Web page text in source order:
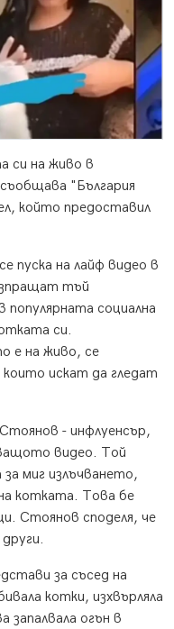
си на живо в
"България
който предоставил
пуска на лайф видео в
тъй
социална
си.
е на живо, се
искат да гледат
- инфлуенсър,
видео. Той
за миг излъчването,
котката. Това бе
Стоянов споделя, че
за съсед на
котки, изхвърляла
запалвала огън в